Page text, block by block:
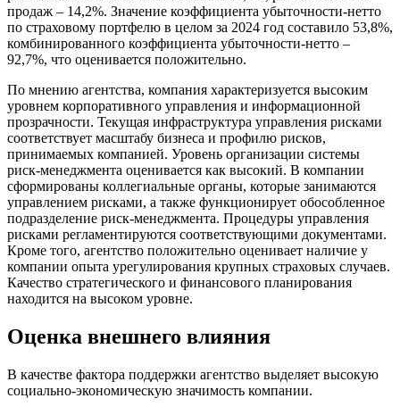
продаж – 14,2%. Значение коэффициента убыточности-нетто
по страховому портфелю в целом за 2024 год составило 53,8%,
комбинированного коэффициента убыточности-нетто –
92,7%, что оценивается положительно.
По мнению агентства, компания характеризуется высоким
уровнем корпоративного управления и информационной
прозрачности. Текущая инфраструктура управления рисками
соответствует масштабу бизнеса и профилю рисков,
принимаемых компанией. Уровень организации системы
риск-менеджмента оценивается как высокий. В компании
сформированы коллегиальные органы, которые занимаются
управлением рисками, а также функционирует обособленное
подразделение риск-менеджмента. Процедуры управления
рисками регламентируются соответствующими документами.
Кроме того, агентство положительно оценивает наличие у
компании опыта урегулирования крупных страховых случаев.
Качество стратегического и финансового планирования
находится на высоком уровне.
Оценка внешнего влияния
В качестве фактора поддержки агентство выделяет высокую
социально-экономическую значимость компании.